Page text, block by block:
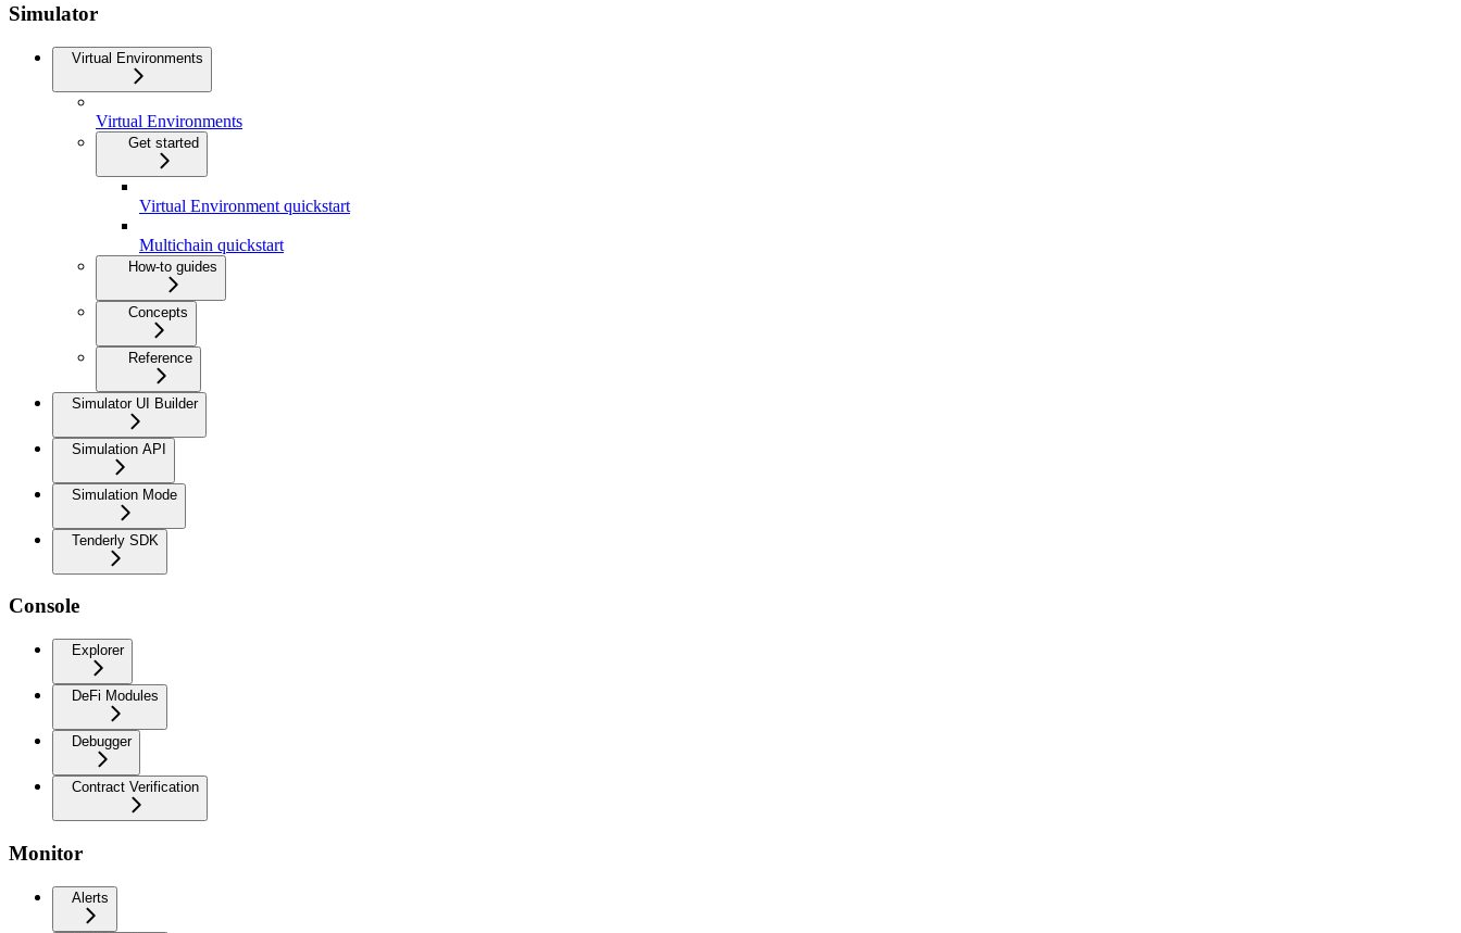
Simulator
Virtual Environments
Virtual Environments
Get started
Virtual Environment quickstart
Multichain quickstart
How-to guides
Concepts
Reference
Simulator UI Builder
Simulation API
Simulation Mode
Tenderly SDK
Console
Explorer
DeFi Modules
Debugger
Contract Verification
Monitor
Alerts